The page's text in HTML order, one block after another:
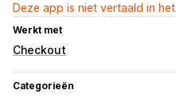
Deze app is niet vertaald in
Werkt met
Checkout
Categorieën